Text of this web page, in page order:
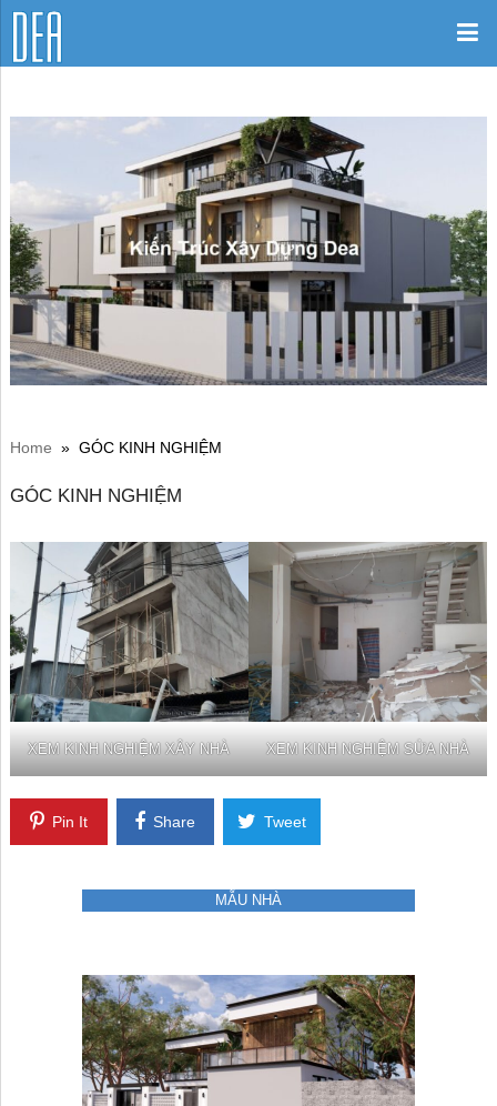
Home » GÓC KINH NGHIỆM
GÓC KINH NGHIỆM
XEM KINH NGHIỆM XÂY NHÀ XEM KINH NGHIỆM SỬA NHÀ
Pin It Share Tweet
MẪU NHÀ